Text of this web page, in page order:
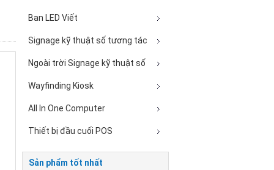
Ban LED Viết
Signage kỹ thuật số tương tác
Ngoài trời Signage kỹ thuật số
Wayfinding Kiosk
All In One Computer
Thiết bị đầu cuối POS
Sản phẩm tốt nhất